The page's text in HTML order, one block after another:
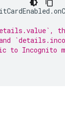
.
Incognito